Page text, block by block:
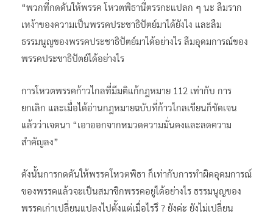
“พวกที่กดดันให้พรรค โหวตพิธานี่ตรรกะแปลก ๆ นะ ลืมราก
เหง้าของความเป็นพรรคประชาธิปัตย์มาได้ยังไง และลืม
ธรรมนูญของพรรคประชาธิปัตย์มาได้อย่างไร ลืมอุดมการณ์ของ
พรรคประชาธิปัตย์ได้อย่างไร
การโหวตพรรคก้าวไกลที่มีมติแก้กฎหมาย 112 เท่ากับ การ
ยกเลิก และเมื่อได้อ่านกฎหมายฉบับที่ก้าวไกลเขียนก็ชัดเจน
แล้วว่าเจตนา “เอาออกจากหมวดความมั่นคงและลดความ
สำคัญลง”
ดังนั้นการกดดันให้พรรคโหวตพิธา ก็เท่ากับการทำผิดอุดมการณ์
ของพรรคแล้วจะเป็นสมาชิกพรรคอยู่ได้อย่างไร ธรรมนูญของ
พรรคเก่าเปลี่ยนแปลงไปตั้งแต่เมื่อไรรึ ? ยังค่ะ ยังไม่เปลี่ยน